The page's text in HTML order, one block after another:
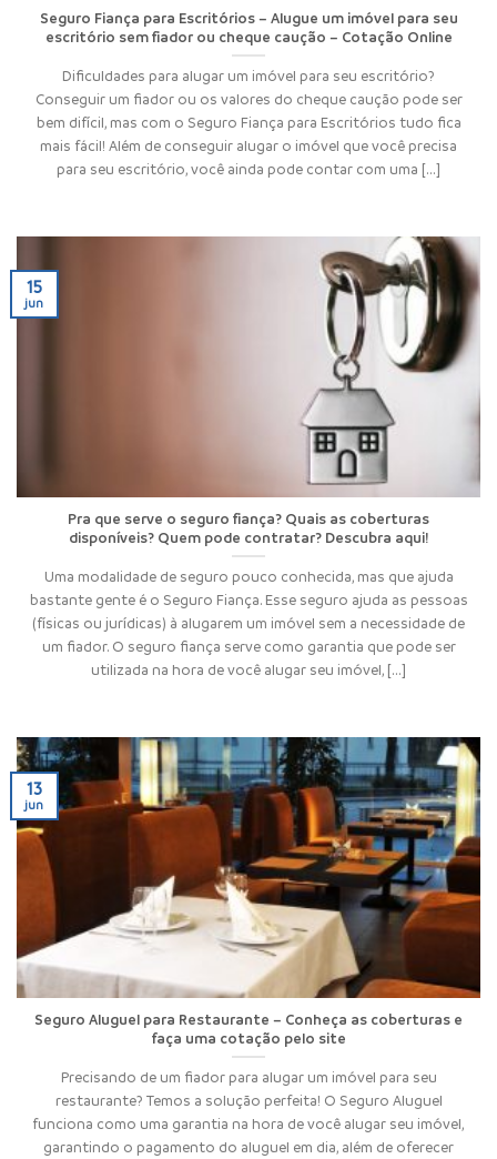
Seguro Fiança para Escritórios – Alugue um imóvel para seu
escritório sem fiador ou cheque caução – Cotação Online
Dificuldades para alugar um imóvel para seu escritório?
Conseguir um fiador ou os valores do cheque caução pode ser
bem difícil, mas com o Seguro Fiança para Escritórios tudo fica
mais fácil! Além de conseguir alugar o imóvel que você precisa
para seu escritório, você ainda pode contar com uma [...]
Pra que serve o seguro fiança? Quais as coberturas
disponíveis? Quem pode contratar? Descubra aqui!
Uma modalidade de seguro pouco conhecida, mas que ajuda
bastante gente é o Seguro Fiança. Esse seguro ajuda as pessoas
(físicas ou jurídicas) à alugarem um imóvel sem a necessidade de
um fiador. O seguro fiança serve como garantia que pode ser
utilizada na hora de você alugar seu imóvel, [...]
15
jun
Seguro Aluguel para Restaurante – Conheça as coberturas e
faça uma cotação pelo site
Precisando de um fiador para alugar um imóvel para seu
restaurante? Temos a solução perfeita! O Seguro Aluguel
funciona como uma garantia na hora de você alugar seu imóvel,
garantindo o pagamento do aluguel em dia, além de oferecer
13
jun